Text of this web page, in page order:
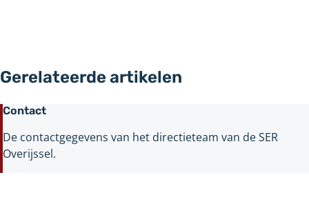
Gerelateerde artikelen
Contact
De contactgegevens van het directieteam van de SER
Overijssel.